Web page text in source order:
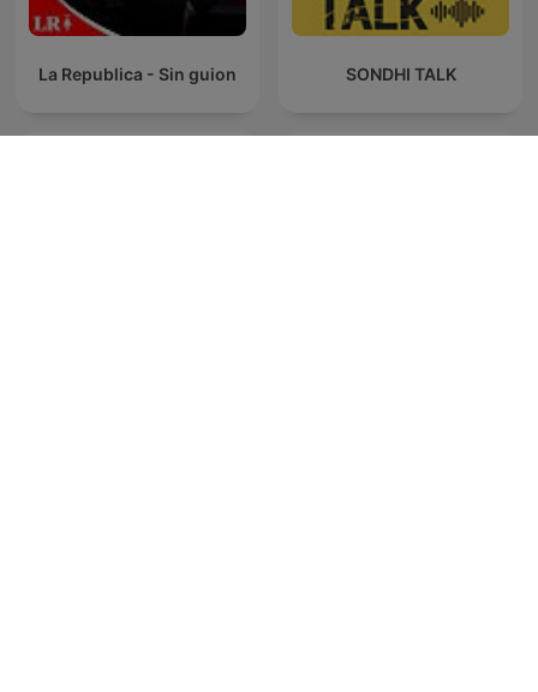
La Republica - Sin guion SONDHI TALK